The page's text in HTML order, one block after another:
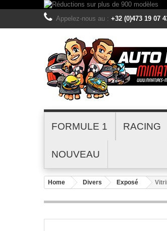
Appelez-nous au : +32 (0)473 19 07
FORMULE 1 RACING
NOUVEAU
Home Divers Exposé